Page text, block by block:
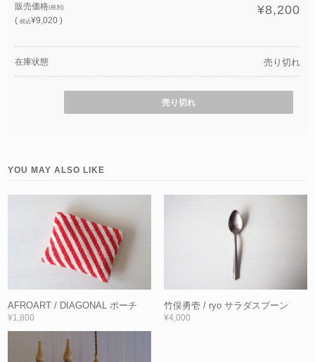
販売価格(税別)
(税込¥9,020 )
¥8,200
在庫状態 売り切れ
売り切れ
YOU MAY ALSO LIKE
AFROART / DIAGONAL ポーチ
¥1,800
竹俣勇壱 / ryo サラダスプーン
¥4,000